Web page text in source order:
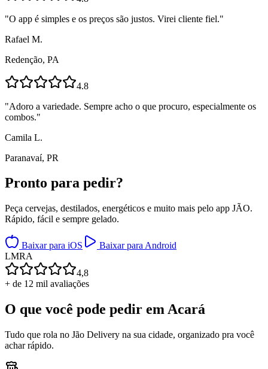
"O app é simples e os preços são justos. Virei cliente fiel."
Rafael M.
Redenção, PA
4.8
"Adoro a variedade. Sempre acho o que procuro, especialmente os
combos."
Camila L.
Paranavaí, PR
Pronto para pedir?
Peça cervejas, destilados, energéticos e muito mais pelo app JÃO.
Rápido, fácil e sempre gelado.
Baixar para iOS
Baixar para Android
LMRA
4,8
+ de 12 mil avaliações
O que você pode pedir emAcará
Tudo que rola no Jão Delivery na sua cidade, organizado pra você
achar rápido.